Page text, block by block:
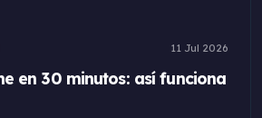
11 Jul 2026
en 30 minutos: así funciona